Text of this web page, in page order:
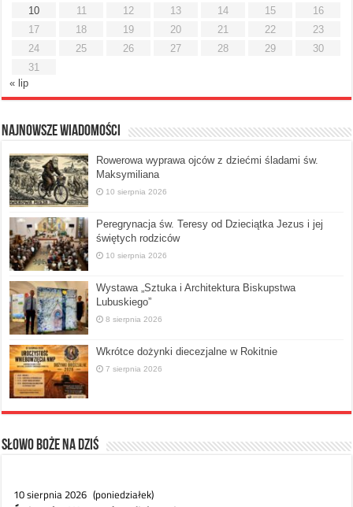
10
11 12 13 14 15
16
17
18 19 20 21 22
23
24
25 26 27 28 29
30
31
« lip
Najnowsze Wiadomości
Rowerowa wyprawa ojców z dziećmi śladami św.
Maksymiliana
10 sierpnia 2026
Peregrynacja św. Teresy od Dzieciątka Jezus i jej
świętych rodziców
10 sierpnia 2026
Wystawa „Sztuka i Architektura Biskupstwa
Lubuskiego”
8 sierpnia 2026
Wkrótce dożynki diecezjalne w Rokitnie
7 sierpnia 2026
Słowo Boże na dziś